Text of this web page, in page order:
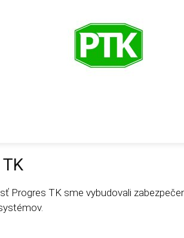
Progres TK sme vybudovali